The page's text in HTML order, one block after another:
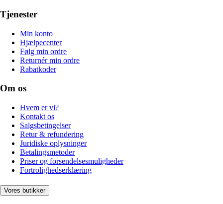
Tjenester
Min konto
Hjælpecenter
Følg min ordre
Returnér min ordre
Rabatkoder
Om os
Hvem er vi?
Kontakt os
Salgsbetingelser
Retur & refundering
Juridiske oplysninger
Betalingsmetoder
Priser og forsendelsesmuligheder
Fortrolighedserklæring
Vores butikker